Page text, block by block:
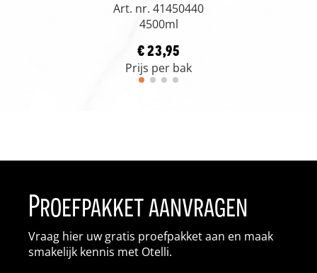
Art. nr. 41450440
4500ml
€ 23,95
Prijs per bak
Proefpakket aanvragen
Vraag hier uw gratis proefpakket aan en maak
smakelijk kennis met Otelli.